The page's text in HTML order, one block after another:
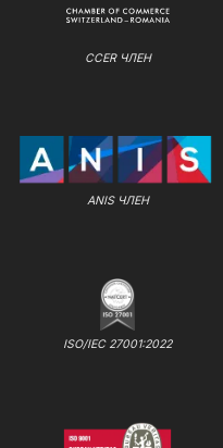
CCER ЧЛЕН
ANIS ЧЛЕН
ISO/IEC 27001:2022